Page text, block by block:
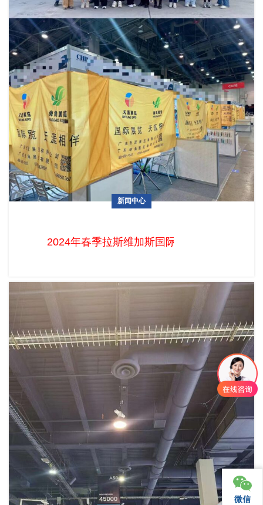
新闻中心
2024年春季拉斯维加斯国际日用消费品及
微信
微信